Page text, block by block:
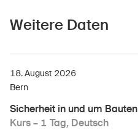
Weitere Daten
18. August 2026
Bern
Sicherheit in und um Bauten
Kurs – 1 Tag, Deutsch